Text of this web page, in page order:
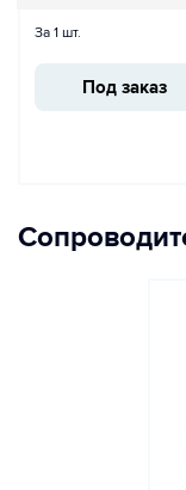
За 1 шт.
Под заказ